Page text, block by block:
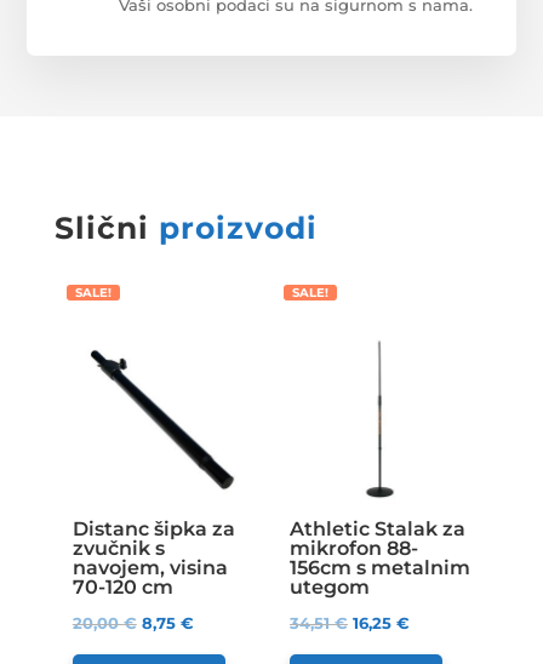
Vaši osobni podaci su na sigurnom s nama.
Slični proizvodi
SALE!
Distanc šipka za
zvučnik s
navojem, visina
70-120 cm
20,00€ 8,75 €
SALE!
Athletic Stalak za
mikrofon 88-
156cm s metalnim
utegom
34,51€ 16,25 €